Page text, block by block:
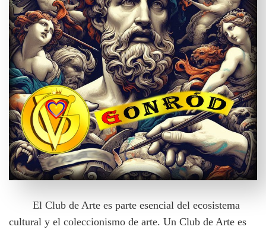
El Club de Arte es parte esencial del ecosistema
cultural y el coleccionismo de arte. Un Club de Arte es